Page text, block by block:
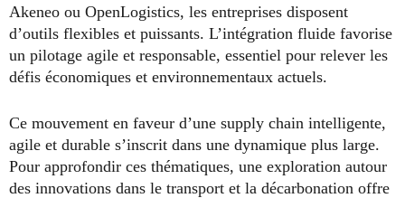
Akeneo ou OpenLogistics, les entreprises disposent
d’outils flexibles et puissants. L’intégration fluide favorise
un pilotage agile et responsable, essentiel pour relever les
défis économiques et environnementaux actuels.
Ce mouvement en faveur d’une supply chain intelligente,
agile et durable s’inscrit dans une dynamique plus large.
Pour approfondir ces thématiques, une exploration autour
des innovations dans le transport et la décarbonation offre